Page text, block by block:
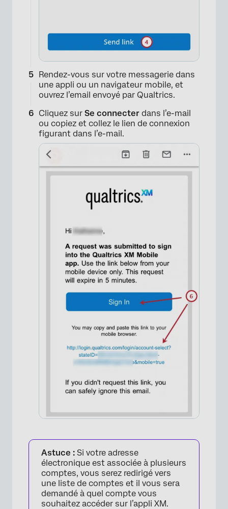
×
×
Rendez-vous sur votre messagerie dans
une appli ou un navigateur mobile, et
ouvrez l’email envoyé par Qualtrics.
Cliquez sur Se connecter dans l’e-mail
ou copiez et collez le lien de connexion
figurant dans l’e-mail.
Astuce : Si votre adresse
électronique est associée à plusieurs
comptes, vous serez redirigé vers
une liste de comptes et il vous sera
demandé à quel compte vous
souhaitez accéder sur l’appli XM.